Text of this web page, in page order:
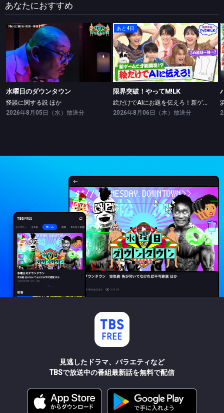
あなたにおすすめ
水曜日のダウンタウン
怪談に関する説 ほか
水曜日のダウンタウン
怪談に関する説 ほか
2026年8月05日（水）放送分
あと4日
限界突破！やってM!LK
限界突破！やってM!LK
絵だけでAIにお題を伝えろ！新ゲームで絵の才能開花！？
2026年8月06日（木）放送分
見逃したドラマ、バラエティなど
TBSで放送中の番組最新話を無料で配信